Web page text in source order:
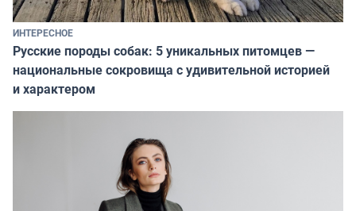
ИНТЕРЕСНОЕ
Русские породы собак: 5 уникальных питомцев —
национальные сокровища с удивительной историей
и характером